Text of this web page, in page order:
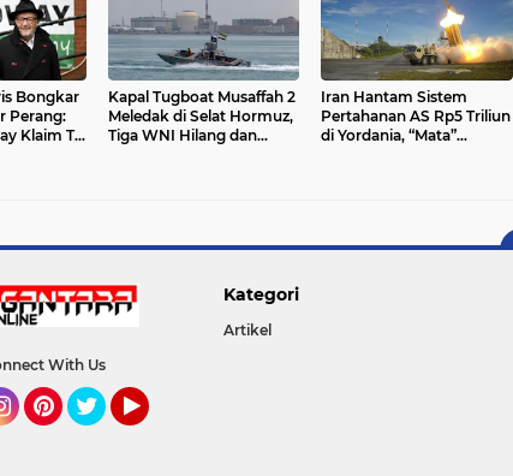
Bongkar
Perang:
Klaim Tel
Kapal Tugboat Musaffah 2
Meledak di Selat Hormuz,
Tiga WNI Hilang dan
Iran Hantam Sistem
Pertahanan AS Rp5 Triliun
di Yordania, “Mata”
With Us
Kategori
Artikel